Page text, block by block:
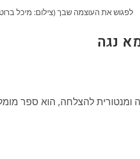
לפגוש את העוצמה שבך (צילום: מיכל
נגה
להצלחה, הוא ספר